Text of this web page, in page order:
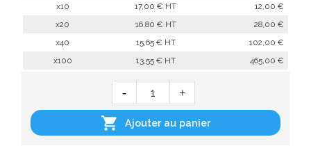
x10 17,00 € HT
12,00 €
x20
16,80 € HT
28,00 €
x40
15,65 € HT
102,00 €
x100
13,55 € HT 465,00 €
 Ajouter au panier